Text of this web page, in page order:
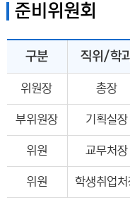
준비위원회
구분 직위/학
위원장 총장
부위원장 기획실장
위원 교무처장
위원 학생취업